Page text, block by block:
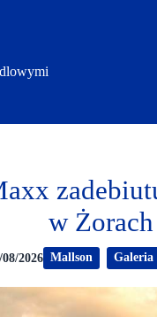
w Żorach
08/2026 Mallson Galeria